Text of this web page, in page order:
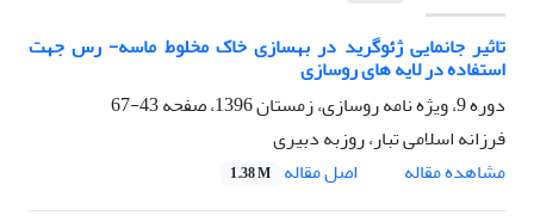
تاثیر جانمایی ژئوگرید در بهسازی خاک مخلوط ماسه- رس جهت
استفاده در لایه های روسازی
دوره 9، ویژه نامه روسازی، زمستان 1396، صفحه
43-67
فرزانه اسلامی تبار، روزبه دبیری
مشاهده مقاله
اصل مقاله 1.38 M